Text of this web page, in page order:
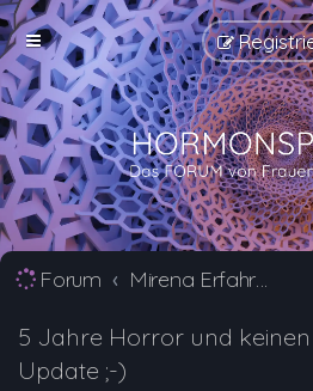
Forum Mirena Erfahrungsberichte und Nebenwirkungen
5 Jahre Horror und keinen
Update ;-)